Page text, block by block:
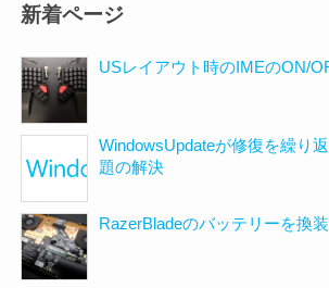
新着ページ
USレイアウト時のIMEのON/
WindowsUpdateが修復を繰り
題の解決
RazerBladeのバッテリーを換